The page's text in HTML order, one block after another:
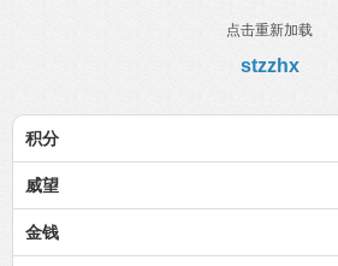
点击重新加载
stzzhx
积分
威望
金钱